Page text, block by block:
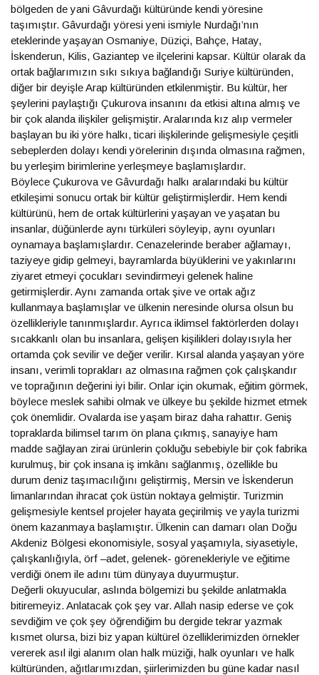
bölgeden de yani Gâvurdağı kültüründe kendi yöresine
taşımıştır. Gâvurdağı yöresi yeni ismiyle Nurdağı’nın
eteklerinde yaşayan Osmaniye, Düziçi, Bahçe, Hatay,
İskenderun, Kilis, Gaziantep ve ilçelerini kapsar. Kültür olarak da
ortak bağlarımızın sıkı sıkıya bağlandığı Suriye kültüründen,
diğer bir deyişle Arap kültüründen etkilenmiştir. Bu kültür, her
şeylerini paylaştığı Çukurova insanını da etkisi altına almış ve
bir çok alanda ilişkiler gelişmiştir. Aralarında kız alıp vermeler
başlayan bu iki yöre halkı, ticari ilişkilerinde gelişmesiyle çeşitli
sebeplerden dolayı kendi yörelerinin dışında olmasına rağmen,
bu yerleşim birimlerine yerleşmeye başlamışlardır.
Böylece Çukurova ve Gâvurdağı halkı aralarındaki bu kültür
etkileşimi sonucu ortak bir kültür geliştirmişlerdir. Hem kendi
kültürünü, hem de ortak kültürlerini yaşayan ve yaşatan bu
insanlar, düğünlerde aynı türküleri söyleyip, aynı oyunları
oynamaya başlamışlardır. Cenazelerinde beraber ağlamayı,
taziyeye gidip gelmeyi, bayramlarda büyüklerini ve yakınlarını
ziyaret etmeyi çocukları sevindirmeyi gelenek haline
getirmişlerdir. Aynı zamanda ortak şive ve ortak ağız
kullanmaya başlamışlar ve ülkenin neresinde olursa olsun bu
özellikleriyle tanınmışlardır. Ayrıca iklimsel faktörlerden dolayı
sıcakkanlı olan bu insanlara, gelişen kişilikleri dolayısıyla her
ortamda çok sevilir ve değer verilir. Kırsal alanda yaşayan yöre
insanı, verimli toprakları az olmasına rağmen çok çalışkandır
ve toprağının değerini iyi bilir. Onlar için okumak, eğitim görmek,
böylece meslek sahibi olmak ve ülkeye bu şekilde hizmet etmek
çok önemlidir. Ovalarda ise yaşam biraz daha rahattır. Geniş
topraklarda bilimsel tarım ön plana çıkmış, sanayiye ham
madde sağlayan zirai ürünlerin çokluğu sebebiyle bir çok fabrika
kurulmuş, bir çok insana iş imkânı sağlanmış, özellikle bu
durum deniz taşımacılığını geliştirmiş, Mersin ve İskenderun
limanlarından ihracat çok üstün noktaya gelmiştir. Turizmin
gelişmesiyle kentsel projeler hayata geçirilmiş ve yayla turizmi
önem kazanmaya başlamıştır. Ülkenin can damarı olan Doğu
Akdeniz Bölgesi ekonomisiyle, sosyal yaşamıyla, siyasetiyle,
çalışkanlığıyla, örf –adet, gelenek- görenekleriyle ve eğitime
verdiği önem ile adını tüm dünyaya duyurmuştur.
Değerli okuyucular, aslında bölgemizi bu şekilde anlatmakla
bitiremeyiz. Anlatacak çok şey var. Allah nasip ederse ve çok
sevdiğim ve çok şey öğrendiğim bu dergide tekrar yazmak
kısmet olursa, bizi biz yapan kültürel özelliklerimizden örnekler
vererek asıl ilgi alanım olan halk müziği, halk oyunları ve halk
kültüründen, ağıtlarımızdan, şiirlerimizden bu güne kadar nasıl